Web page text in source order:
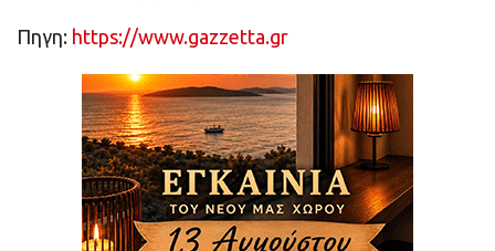
Πηγη: https://www.gazzetta.gr